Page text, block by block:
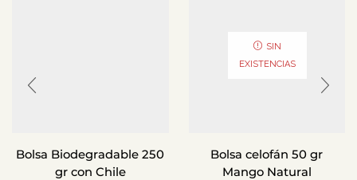
Bolsa Biodegradable 250
gr con Chile
SIN
EXISTENCIAS
Bolsa celofán 50 gr
Mango Natural